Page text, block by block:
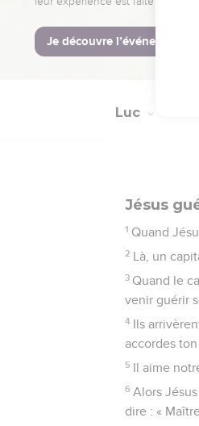
elle s’est
© Société
Luc
Jésus
1 Quand
2 Là, un
3 Quand le
venir guérir
4 Ils
accordes ton
5 Il aime
6 Alors
dire : «